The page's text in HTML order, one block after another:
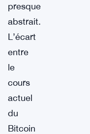
presque
abstrait.
L’écart
entre
le
cours
actuel
du
Bitcoin